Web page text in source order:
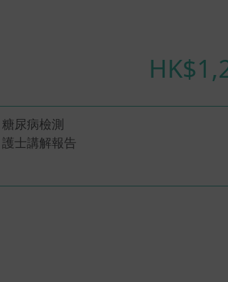
糖尿病檢測
護士講解報告